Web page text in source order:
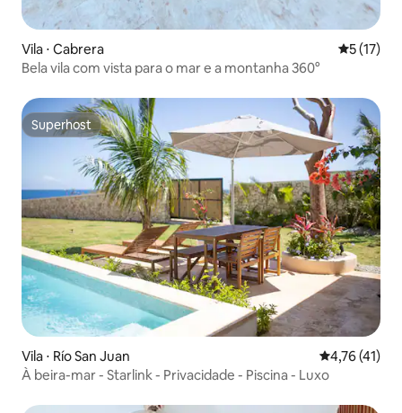
Vila ⋅ Cabrera 5 de uma
5 (17)
Bela vila com vista para o mar e a montanha 360°
Superhost
Superhost
Vila ⋅ Río San Juan 4,76 de uma
4,76 (41)
À beira-mar - Starlink - Privacidade - Piscina - Luxo